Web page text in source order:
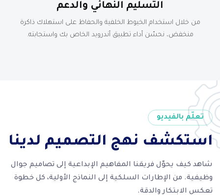
التسليم النهائي والدعم
من خلال استخدام الخيوط الخلفية والحفاظ على استهلاك ذاكرة
منخفض، نحسّن أداء تطبيق أندرويد الخاص بك واستجابته.
تعلّم بالفيديو
استكشف نهج التصميم لدينا
شاهد كيف يحوّل فريقنا المفاهيم الإبداعية إلى تصاميم جوال
وظيفية. من الإطارات السلكية إلى النماذج الأولية، كل خطوة
تعكس الابتكار والدقة.